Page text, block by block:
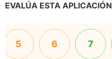
EVALÚA ESTA APLICACIÓN
5 6 7